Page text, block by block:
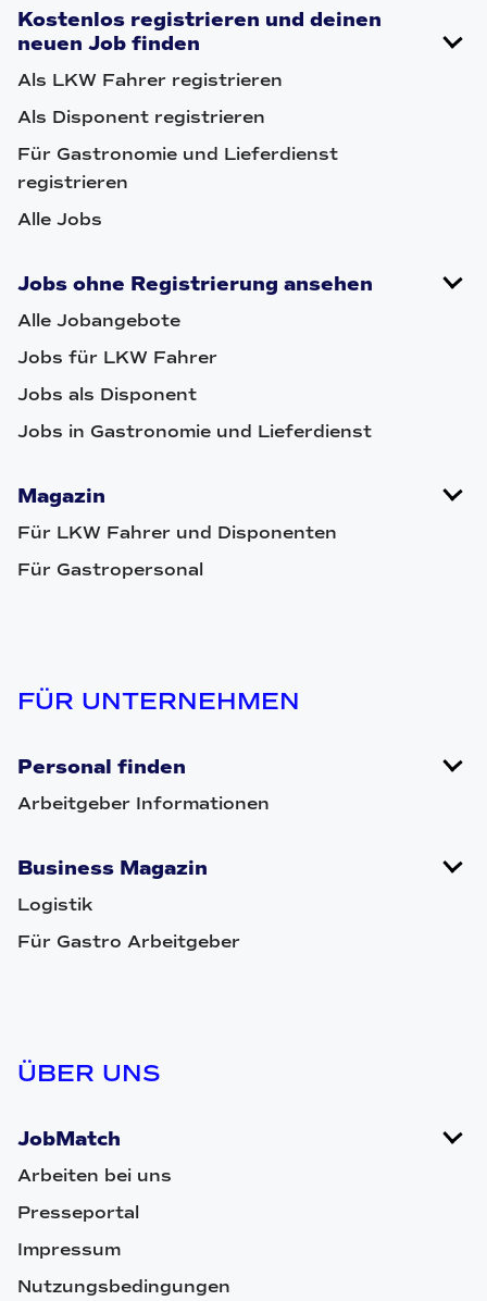
Kostenlos registrieren und deinen
neuen Job finden
Als LKW Fahrer registrieren
Als Disponent registrieren
Für Gastronomie und Lieferdienst
registrieren
Alle Jobs
Jobs ohne Registrierung ansehen
Alle Jobangebote
Jobs für LKW Fahrer
Jobs als Disponent
Jobs in Gastronomie und Lieferdienst
Magazin
Für LKW Fahrer und Disponenten
Für Gastropersonal
FÜR UNTERNEHMEN
Personal finden
Arbeitgeber Informationen
Business Magazin
Logistik
Für Gastro Arbeitgeber
ÜBER UNS
JobMatch
Arbeiten bei uns
Presseportal
Impressum
Nutzungsbedingungen